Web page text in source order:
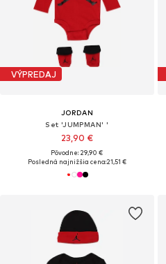
VÝPREDAJ
JORDAN
Set 'JUMPMAN' '
23,90 €
Pôvodne: 29,90 €
Posledná najnižšia cena:21,51 €